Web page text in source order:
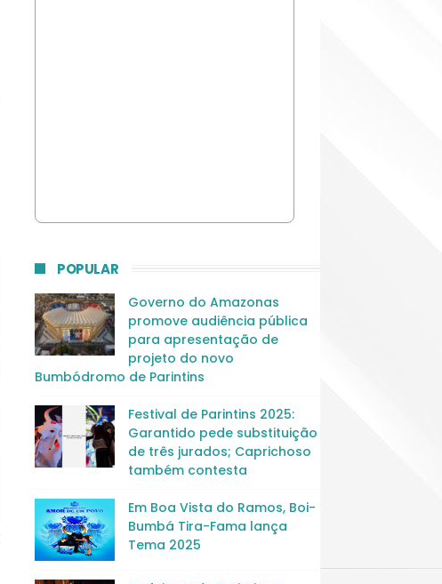
POPULAR
Governo do Amazonas
promove audiência pública
para apresentação de
projeto do novo
Bumbódromo de Parintins
Festival de Parintins 2025:
Garantido pede substituição
de três jurados; Caprichoso
também contesta
Em Boa Vista do Ramos, Boi-
Bumbá Tira-Fama lança
Tema 2025